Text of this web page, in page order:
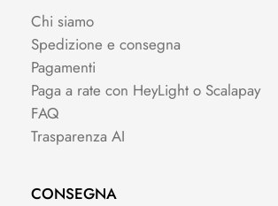
Chi siamo
Spedizione e consegna
Pagamenti
Paga a rate con HeyLight o Scalapay
FAQ
Trasparenza AI
CONSEGNA